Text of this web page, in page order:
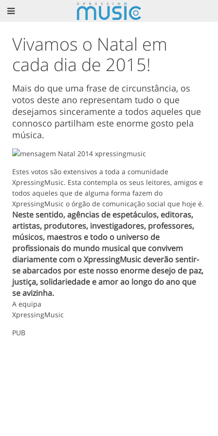
Vivamos o Natal em
cada dia de 2015!
Mais do que uma frase de circunstância, os
votos deste ano representam tudo o que
desejamos sinceramente a todos aqueles que
connosco partilham este enorme gosto pela
música.
Estes votos são extensivos a toda a comunidade
XpressingMusic. Esta contempla os seus leitores, amigos e
todos aqueles que de alguma forma fazem do
XpressingMusic o órgão de comunicação social que hoje é.
Neste sentido, agências de espetáculos, editoras,
artistas, produtores, investigadores, professores,
músicos, maestros e todo o universo de
profissionais do mundo musical que convivem
diariamente com o XpressingMusic deverão sentir-
se abarcados por este nosso enorme desejo de paz,
justiça, solidariedade e amor ao longo do ano que
se avizinha.
A equipa
XpressingMusic
PUB